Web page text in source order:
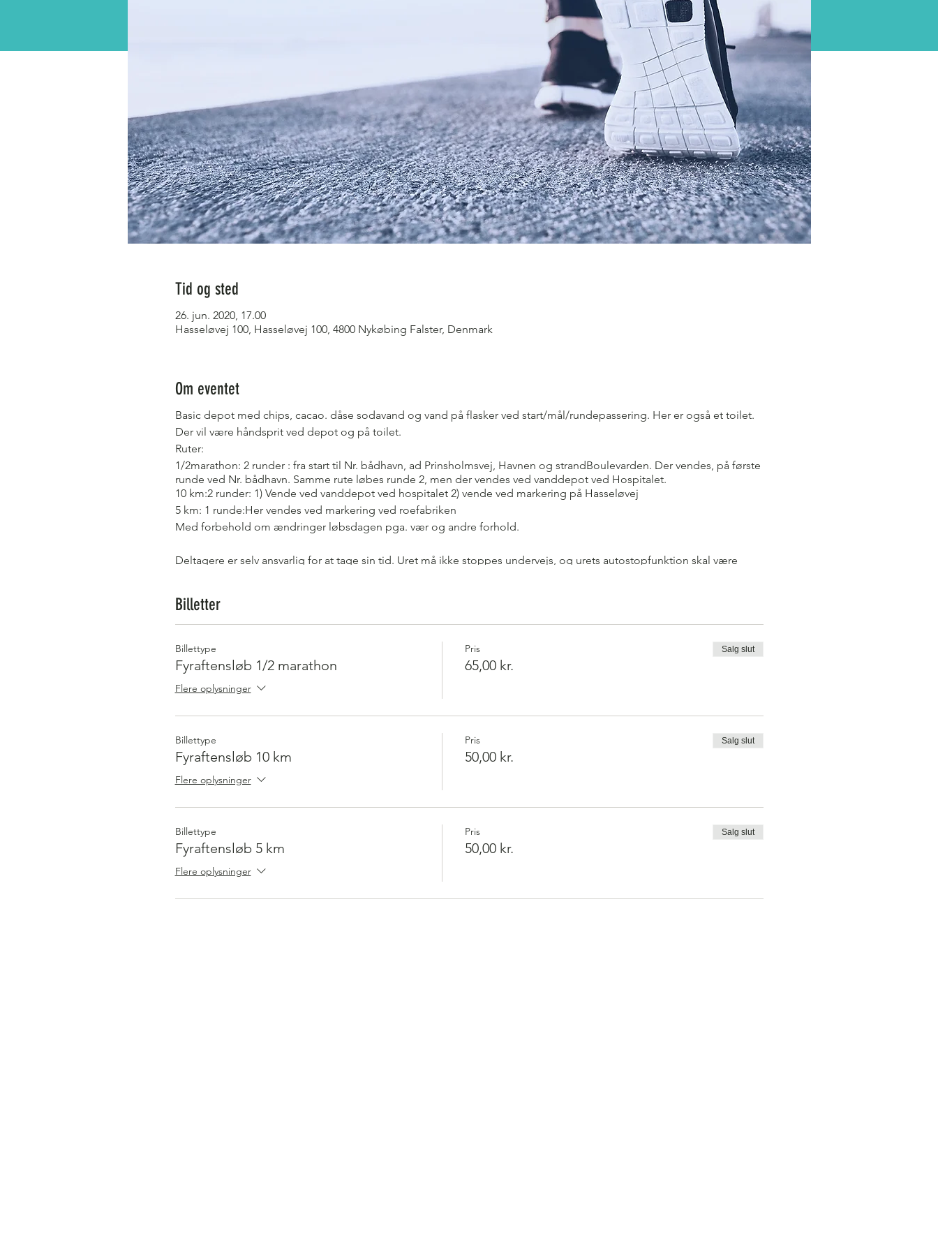
Tid og sted
26. jun. 2020, 17.00
Hasseløvej 100, Hasseløvej 100, 4800 Nykøbing Falster, Denmark
Om eventet
Basic depot med chips, cacao. dåse sodavand og vand på flasker ved start/mål/rundepassering. Her er også et toilet.
Der vil være håndsprit ved depot og på toilet.
Ruter:
1/2marathon: 2 runder : fra start til Nr. bådhavn, ad Prinsholmsvej, Havnen og strandBoulevarden. Der vendes, på første
runde ved Nr. bådhavn. Samme rute løbes runde 2, men der vendes ved vanddepot ved Hospitalet.
10 km:2 runder: 1) Vende ved vanddepot ved hospitalet 2) vende ved markering på Hasseløvej
5 km: 1 runde:Her vendes ved markering ved roefabriken
Med forbehold om ændringer løbsdagen pga. vær og andre forhold.
Deltagere er selv ansvarlig for at tage sin tid. Uret må ikke stoppes undervejs, og urets autostopfunktion skal være
Billetter
Billettype
Fyraftensløb 1/2 marathon
Flere oplysninger
Pris
65,00 kr.
Salg slut
Billettype
Fyraftensløb 10 km
Flere oplysninger
Pris
50,00 kr.
Salg slut
Billettype
Fyraftensløb 5 km
Flere oplysninger
Pris
50,00 kr.
Salg slut